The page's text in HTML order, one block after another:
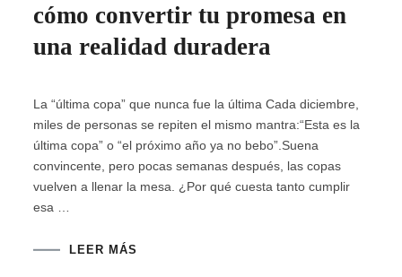
cómo convertir tu promesa en
una realidad duradera
La “última copa” que nunca fue la última Cada diciembre,
miles de personas se repiten el mismo mantra:“Esta es la
última copa” o “el próximo año ya no bebo”.Suena
convincente, pero pocas semanas después, las copas
vuelven a llenar la mesa. ¿Por qué cuesta tanto cumplir
esa …
LEER MÁS